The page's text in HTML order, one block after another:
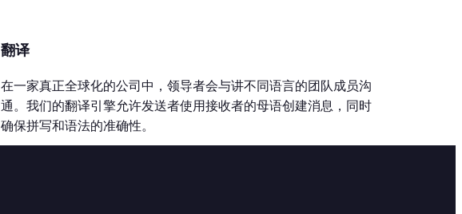
翻译
在一家真正全球化的公司中，领导者会与讲不同语言的团队成员沟
通。我们的翻译引擎允许发送者使用接收者的母语创建消息，同时
确保拼写和语法的准确性。